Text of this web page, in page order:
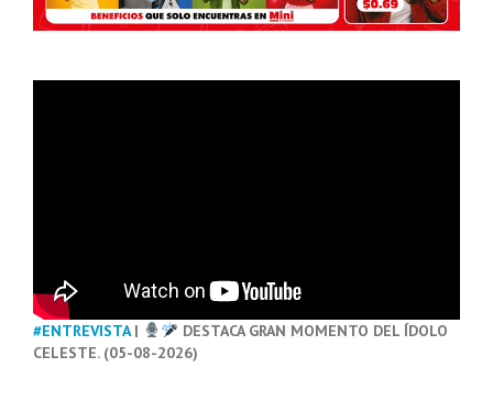
#ENTREVISTA|
DESTACA GRAN MOMENTO DEL ÍDOLO
CELESTE. (05-08-2026)